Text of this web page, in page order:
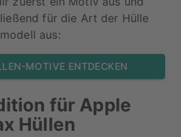
für die Art der Hülle
aus:
MOTIVE ENTDECKEN
für Apple
Hüllen